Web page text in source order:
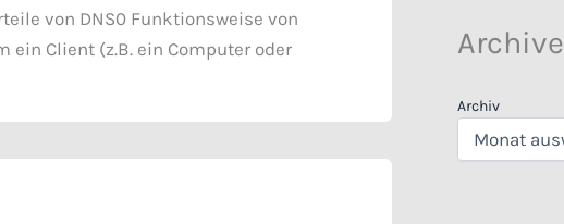
von DNS0 Funktionsweise von
ein Client (z.B. ein Computer oder
Archive
Archiv